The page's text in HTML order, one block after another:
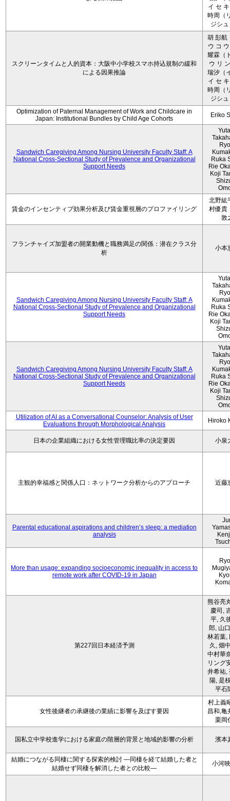
イ セ
時周（
ジシ
スクリーンタイムと人的資本：大阪中小学校スマホ持込規制の緩和
による因果推論
胡 彭航
ウ コ
耀霖（
ウ リ
瑞汐（
イ セ
時周（
ジシ
Optimization of Paternal Management of Work and Childcare in
Japan: Institutional Bundles by Child Age Cohorts
Eriko
Sandwich Caregiving Among Nursing University Faculty Staff: A
National Cross-Sectional Study of Prevalence and Organizational
Support Needs
Ruka
Rie
Koji
賃金のインセンティブ効果分析及び賃金重視層のプロファイリング
北野紘
村優貴
敦
フランチャイズ加盟者の開業動機と職務満足の関係：潜在クラス分
析
小本
Sandwich Caregiving Among Nursing University Faculty Staff: A
National Cross-Sectional Study of Prevalence and Organizational
Support Needs
Ruka
Rie
Koji
Sandwich Caregiving Among Nursing University Faculty Staff: A
National Cross-Sectional Study of Prevalence and Organizational
Support Needs
Ruka
Rie
Koji
Utilization of AI as a Conversational Counselor: Analysis of User
Evaluations through Morphological Analysis
Hiroko
日本の企業組織における女性管理職比率の決定要因 小泉
主観的幸福感と関係人口：ネットワーク分析からのアプローチ 近藤
Parental educational aspirations and children’s sleep: a mediation
analysis
More than usage: expanding socioeconomic inequality in access to
remote work after COVID-19 in Japan
第227回日本経済予測
熊谷亮
慶司,
平, 久
郎, 山
林若葉,
久, 畑
中村華
リング
井希祐,
陽, 是
平石
女性後継者の承継後の業績に影響を及ぼす要因
村上義
昌和,亀
栗岡
国私立中学校進学における家庭の階層的背景と地域的影響の分析 濱本
結婚につながる同棲に関する探索的検討 ―同棲を経て結婚した者と
結婚せず同棲を解消した者との比較―
小河